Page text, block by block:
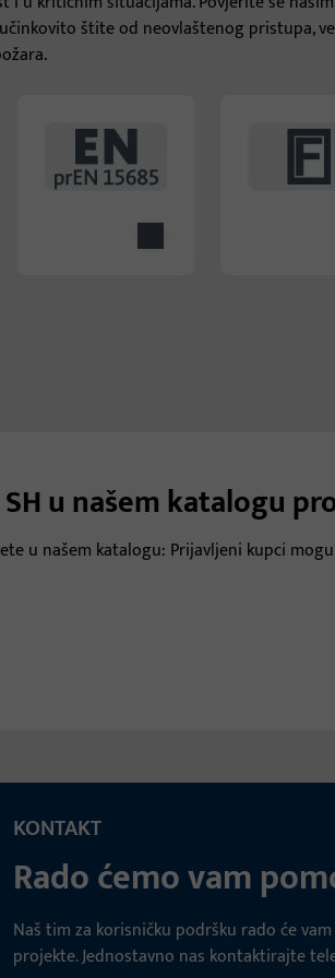
štite od neovlaštenog pristupa,
u našem katalogu
u našem katalogu: Prijavljeni kupci
KONTAKT
Rado ćemo vam
Naš tim za korisničku podršku rado će
projekte. Jednostavno nas kontaktirajte